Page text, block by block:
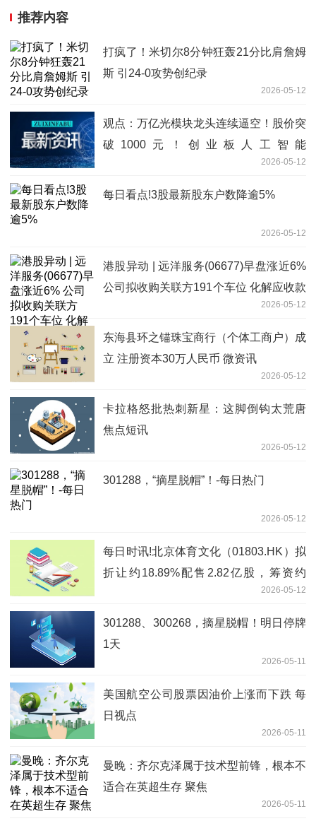
推荐内容
打疯了！米切尔8分钟狂轰21分比肩詹姆
斯 引24-0攻势创纪录
2026-05-12
观点：万亿光模块龙头连续逼空！股价突
破1000元！创业板人工智能
ETF（159363）逆市涨逾1%再创新高
2026-05-12
每日看点!3股最新股东户数降逾5%
2026-05-12
港股异动 | 远洋服务(06677)早盘涨近6%
公司拟收购关联方191个车位 化解应收款
2026-05-12
东海县环之锚珠宝商行（个体工商户）成
立 注册资本30万人民币 微资讯
2026-05-12
卡拉格怒批热刺新星：这脚倒钩太荒唐
焦点短讯
2026-05-12
301288，“摘星脱帽”！-每日热门
2026-05-12
每日时讯!北京体育文化（01803.HK）拟
折让约18.89%配售2.82亿股，筹资约
2026-05-12
301288、300268，摘星脱帽！明日停牌
1天
2026-05-11
美国航空公司股票因油价上涨而下跌 每
日视点
2026-05-11
曼晚：齐尔克泽属于技术型前锋，根本不
适合在英超生存 聚焦
2026-05-11